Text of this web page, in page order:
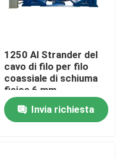
1250 Al Strander del
cavo di filo per filo
coassiale di schiuma
fisica 6 mm
Invia richiesta